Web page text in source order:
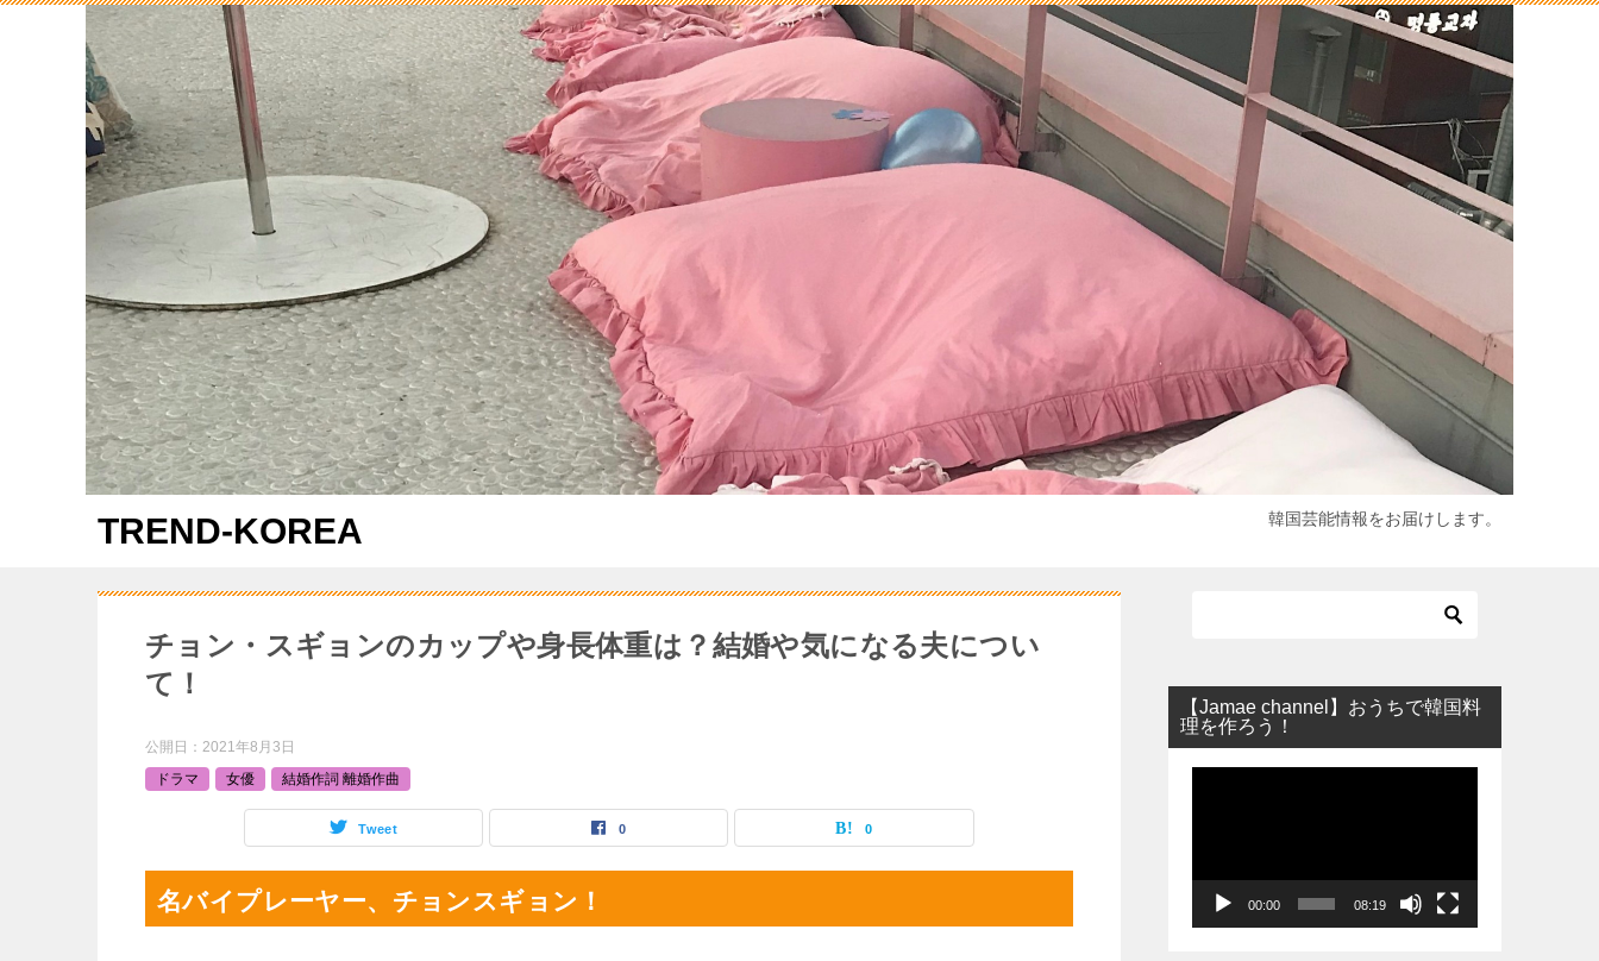
TREND-KOREA 韓国芸能情報をお届けします。
チョン・スギョンのカップや身長体重は？結婚や気になる夫につい
て！
公開日： 2021年8月3日
ドラマ
女優 結婚作詞 離婚作曲
Tweet 0 0
名バイプレーヤー、チョンスギョン！
【Jamae channel】おうちで韓国料
理を作ろう！
ヤ
00:00 08:19